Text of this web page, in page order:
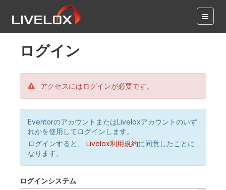
ログイン
アクセスにはログインが必要です。
EventorのアカウントまたはLiveloxアカウントのいず
れかを使用してログインします。
ログインすると、
Livelox利用規約に同意したことに
なります。
ログインシステム